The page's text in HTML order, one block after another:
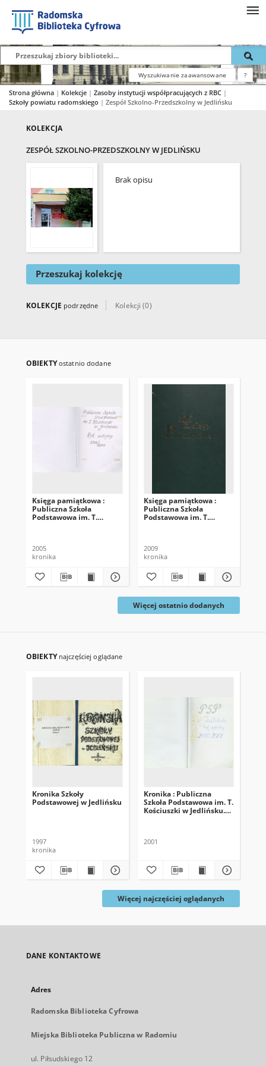
Wyszukiwanie zaawansowane ?
Strona główna | Kolekcje | Zasoby instytucji współpracujących z RBC |
Szkoły powiatu radomskiego | Zespół Szkolno-Przedszkolny w Jedlińsku
KOLEKCJA
ZESPÓŁ SZKOLNO-PRZEDSZKOLNY W JEDLIŃSKU
Brak opisu
Przeszukaj kolekcję
KOLEKCJE podrzędne Kolekcji (0)
OBIEKTYostatnio dodane
Księga pamiątkowa :
Publiczna Szkoła
Podstawowa im. T.
2005
kronika
Księga pamiątkowa :
Publiczna Szkoła
Podstawowa im. T.
2009
kronika
Więcej ostatnio dodanych
OBIEKTY najczęściej oglądane
Kronika Szkoły
Podstawowej w Jedlińsku
1997
kronika
Kronika : Publiczna
Szkoła Podstawowa im. T.
Kościuszki w Jedlińsku.
2001
Więcej najczęściej oglądanych
DANE KONTAKTOWE
Adres
Radomska Biblioteka Cyfrowa
Miejska Biblioteka Publiczna w Radomiu
ul. Piłsudskiego 12